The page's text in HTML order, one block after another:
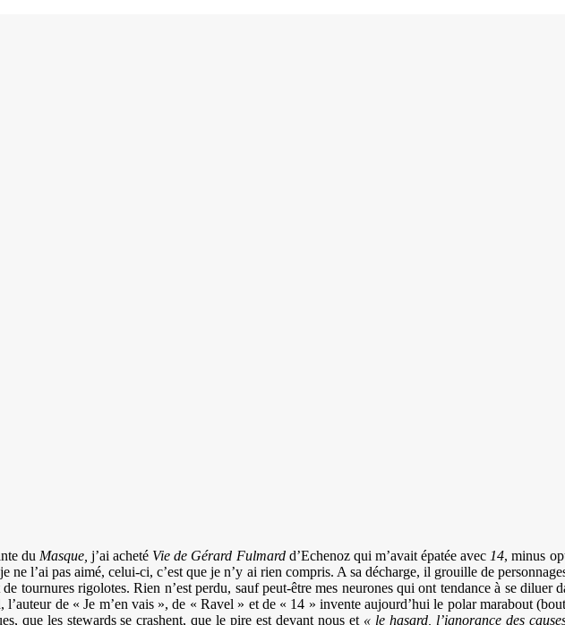
du Masque, j’ai acheté Vie de Gérard Fulmard d’Echenoz qui m’avait épatée avec 14, minus
ne l’ai pas aimé, celui-ci, c’est que je n’y ai rien compris. A sa décharge, il grouille de
tournures rigolotes. Rien n’est perdu, sauf peut-être mes neurones qui ont tendance à se diluer
l’auteur de « Je m’en vais », de « Ravel » et de « 14 » invente aujourd’hui le polar marabout
que les stewards se crashent, que le pire est devant nous et « le hasard, l’ignorance des